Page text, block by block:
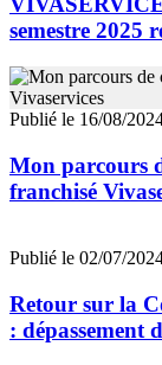
semestre 2025
Publié le 16/08/
Mon parcours
franchisé
Publié le 02/07/
Retour sur la
: dépassement